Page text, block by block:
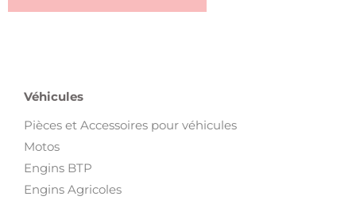
Véhicules
Pièces et Accessoires pour véhicules
Motos
Engins BTP
Engins Agricoles